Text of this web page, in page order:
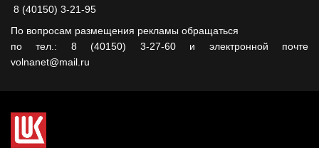
8 (40150) 3-21-95
По вопросам размещения рекламы обращаться
по тел.: 8 (40150) 3-27-60 и электронной почте
volnanet@mail.ru